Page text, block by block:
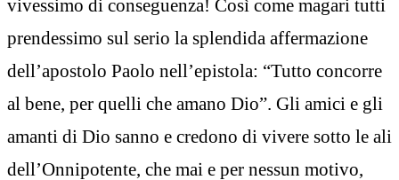
vivessimo di conseguenza! Così come magari tutti
prendessimo sul serio la splendida affermazione
dell’apostolo Paolo nell’epistola: “Tutto concorre
al bene, per quelli che amano Dio”. Gli amici e gli
amanti di Dio sanno e credono di vivere sotto le ali
dell’Onnipotente, che mai e per nessun motivo,